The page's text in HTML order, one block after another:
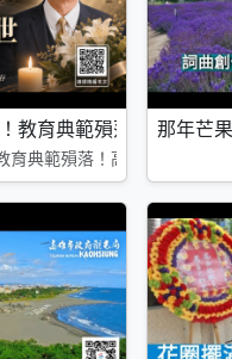
近讀新莊高中追雙語夢
追雙語夢
教育典範殞落！高師大
育典範殞落！高師大前校長
那年芒